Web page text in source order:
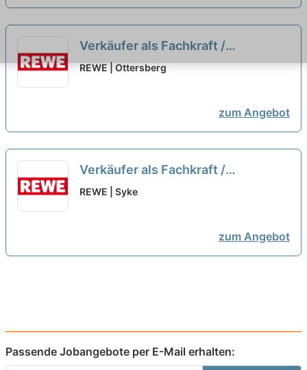
Verkäufer als Fachkraft /
Quereinsteiger Frischetheke
REWE | Ottersberg
zum Angebot
Verkäufer als Fachkraft /
Quereinsteiger Frischetheke
REWE | Syke
zum Angebot
Passende Jobangebote per E-Mail erhalten: